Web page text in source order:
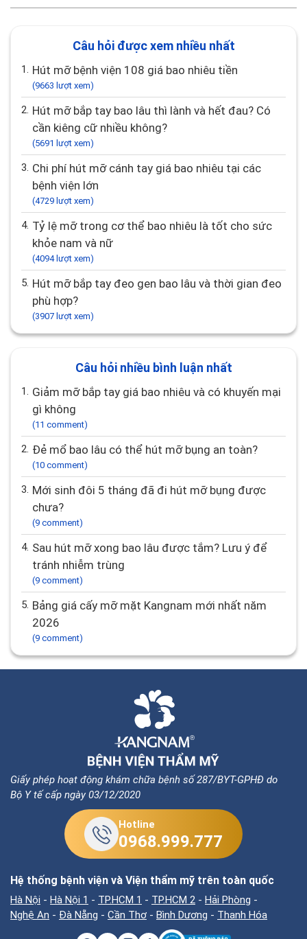
Câu hỏi được xem nhiều nhất
1. Hút mỡ bệnh viện 108 giá bao nhiêu tiền
(9663 lượt xem)
2. Hút mỡ bắp tay bao lâu thì lành và hết đau? Có
cần kiêng cữ nhiều không?
(5691 lượt xem)
3. Chi phí hút mỡ cánh tay giá bao nhiêu tại các
bệnh viện lớn
(4729 lượt xem)
4. Tỷ lệ mỡ trong cơ thể bao nhiêu là tốt cho sức
khỏe nam và nữ
(4094 lượt xem)
5. Hút mỡ bắp tay đeo gen bao lâu và thời gian đeo
phù hợp?
(3907 lượt xem)
Câu hỏi nhiều bình luận nhất
1. giảm mỡ bắp tay giá bao nhiêu và có khuyến mại
gì không
(11 comment)
2. Đẻ mổ bao lâu có thể hút mỡ bụng an toàn?
(10 comment)
3. Mới sinh đôi 5 tháng đã đi hút mỡ bụng được
chưa?
(9 comment)
4. Sau hút mỡ xong bao lâu được tắm? Lưu ý để
tránh nhiễm trùng
(9 comment)
5. Bảng giá cấy mỡ mặt Kangnam mới nhất năm
2026
(9 comment)
Giấy phép hoạt động khám chữa bệnh số 287/BYT-GPHĐ do
Bộ Y tế cấp ngày 03/12/2020
Hotline
0968.999.777
Hệ thống bệnh viện và Viện thẩm mỹ trên toàn quốc
Hà Nội - Hà Nội 1 - TP.HCM 1 - TP.HCM 2 - Hải Phòng -
Nghệ An - Đà Nẵng - Cần Thơ - Bình Dương - Thanh Hóa